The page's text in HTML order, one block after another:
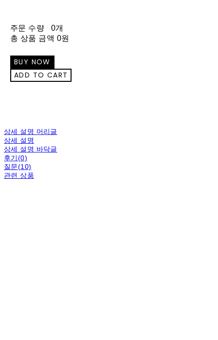
주문 수량
0개
총 상품 금액 0원
상세 설명 머리글
상세 설명
상세 설명 바닥글
후기(0)
질문(10)
관련 상품